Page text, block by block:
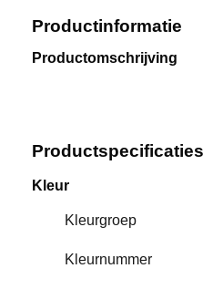
Productinformatie
Productomschrijving
Productspecificaties
Kleur
Kleurgroep
Kleurnummer